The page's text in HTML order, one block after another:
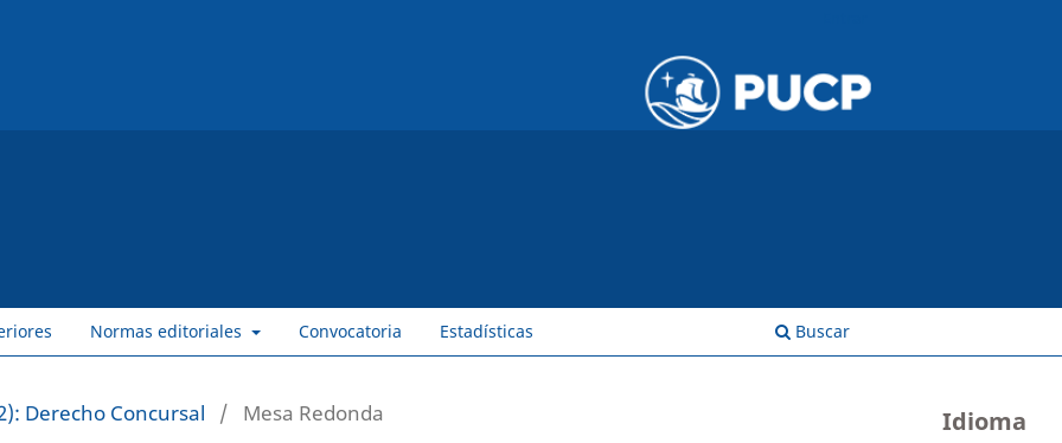
Normas editoriales Convocatoria Estadísticas Buscar
Derecho Concursal / Mesa Redonda Idioma